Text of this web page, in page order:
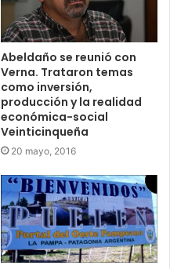
Abeldaño se reunió con
Verna. Trataron temas
como inversión,
producción y la realidad
económica-social
Veinticinqueña
20 mayo, 2016